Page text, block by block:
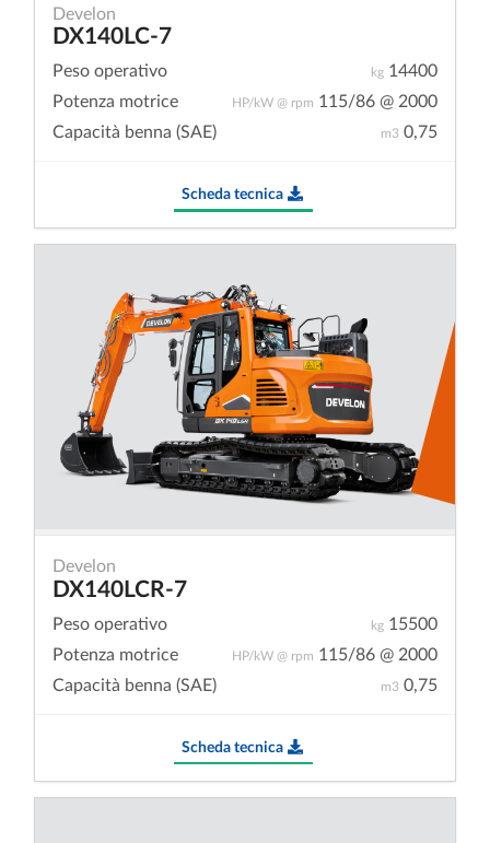
Develon
DX140LC-7
kg 14400
Peso operativo
HP/kW @ rpm 115/86 @ 2000
Potenza motrice
m3 0,75
Capacità benna (SAE)
Scheda tecnica
Develon
DX140LCR-7
kg 15500
Peso operativo
HP/kW @ rpm 115/86 @ 2000
Potenza motrice
m3 0,75
Capacità benna (SAE)
Scheda tecnica